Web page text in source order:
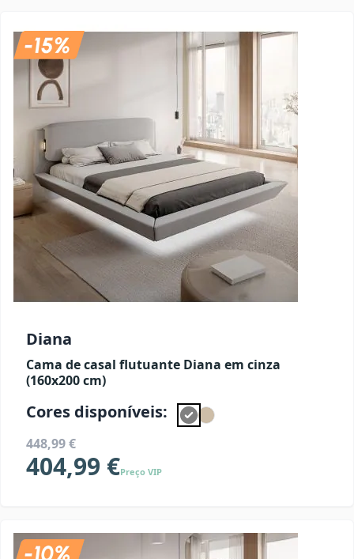
Diana
Cama de casal flutuante Diana em cinza
(160x200 cm)
Cores disponíveis:
448,99 €
404,99 €Preço VIP